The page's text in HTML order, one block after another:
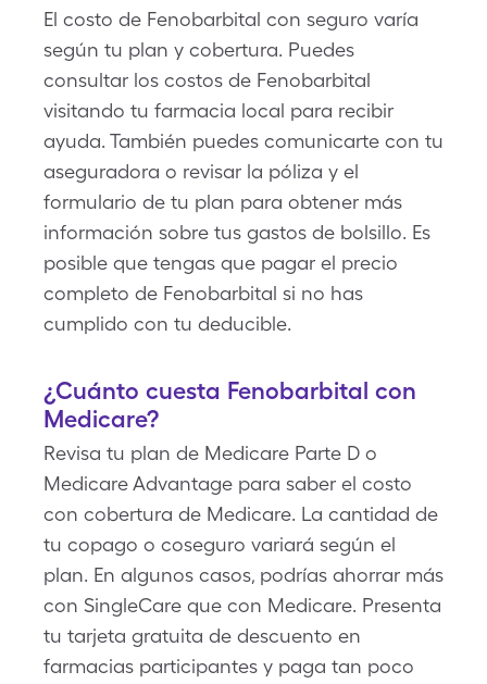
El costo de Fenobarbital con seguro varía
según tu plan y cobertura. Puedes
consultar los costos de Fenobarbital
visitando tu farmacia local para recibir
ayuda. También puedes comunicarte con tu
aseguradora o revisar la póliza y el
formulario de tu plan para obtener más
información sobre tus gastos de bolsillo. Es
posible que tengas que pagar el precio
completo de Fenobarbital si no has
cumplido con tu deducible.
¿Cuánto cuesta Fenobarbital con
Medicare?
Revisa tu plan de Medicare Parte D o
Medicare Advantage para saber el costo
con cobertura de Medicare. La cantidad de
tu copago o coseguro variará según el
plan. En algunos casos, podrías ahorrar más
con SingleCare que con Medicare. Presenta
tu tarjeta gratuita de descuento en
farmacias participantes y paga tan poco